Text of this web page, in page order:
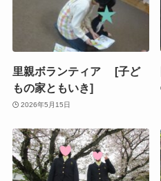
里親ボランティア [子ど
もの家ともいき]
2026年5月15日